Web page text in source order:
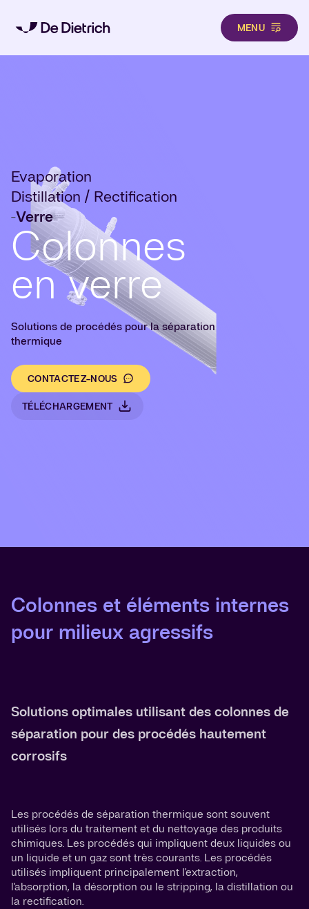
MENU
Evaporation
Distillation / Rectification
-Verre
Colonnes
en verre
Solutions de procédés pour la séparation
thermique
CONTACTEZ-NOUS
TÉLÉCHARGEMENT
Colonnes et éléments internes
pour milieux agressifs
Solutions optimales utilisant des colonnes de
séparation pour des procédés hautement
corrosifs
Les procédés de séparation thermique sont souvent
utilisés lors du traitement et du nettoyage des produits
chimiques. Les procédés qui impliquent deux liquides ou
un liquide et un gaz sont très courants. Les procédés
utilisés impliquent principalement l'extraction,
l'absorption, la désorption ou le stripping, la distillation ou
la rectification.